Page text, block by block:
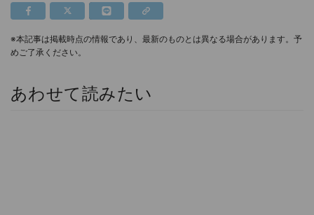
※本記事は掲載時点の情報であり、最新のものとは異なる場合があります。予
めご了承ください。
あわせて読みたい